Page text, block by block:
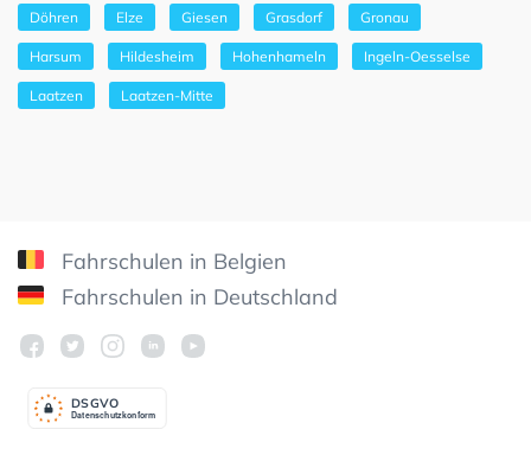
Döhren Elze Giesen Grasdorf Gronau
Harsum Hildesheim Hohenhameln Ingeln-Oesselse
Laatzen Laatzen-Mitte
Fahrschulen in Belgien
Fahrschulen in Deutschland
Datenschutzkonform
DSGVO